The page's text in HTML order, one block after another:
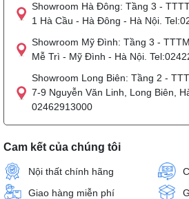
Showroom Hà Đông: Tầng 3 -
1 Hà Cầu - Hà Đông - Hà Nội.
Showroom Mỹ Đình: Tầng 3 -
Mễ Trì - Mỹ Đình - Hà Nội.
Showroom Long Biên: Tầng 2 -
7-9 Nguyễn Văn Linh, Long Biên,
02462913000
Cam kết của chúng tôi
Nội thất chính hãng
Giao hàng miễn phí